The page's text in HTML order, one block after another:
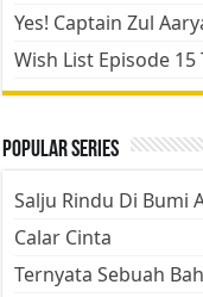
Yes! Captain Zul
Wish List Episode
Popular Series
Salju Rindu Di Bumi
Calar Cinta
Ternyata Sebuah